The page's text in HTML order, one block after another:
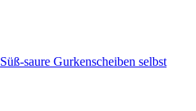
Süß-saure Gurkenscheiben selbst